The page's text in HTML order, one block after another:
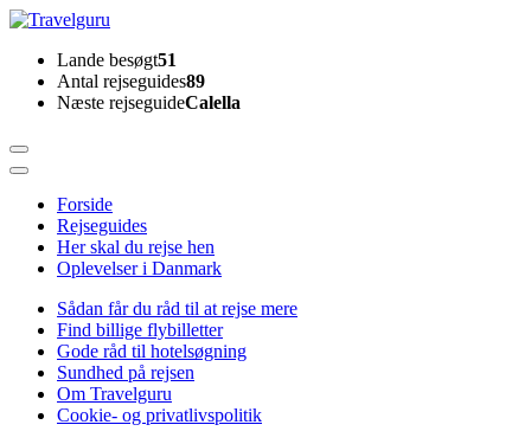
Skip
content
(Press
Enter)
TravelguruLande besøgt51
Antal rejseguides89
Næste rejseguideCalella
Forside
Rejseguides
Her skal du rejse hen
Oplevelser i Danmark
Sådan får du råd til at rejse mere
Find billige flybilletter
Gode råd til hotelsøgning
Sundhed på rejsen
Om Travelguru
Cookie- og privatlivspolitik